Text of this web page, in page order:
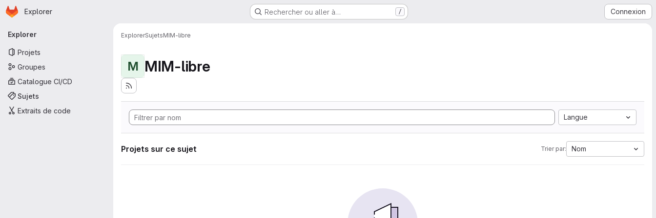
Passer au contenu principal
Page d'accueil
Explorer Rechercher ou aller à… / Connexion
Navigation principale
Explorer
Projets
Groupes
Catalogue CI/CD
Sujets
Extraits de code
ExplorerSujetsMIM-libre
M MIM-libre
Langue
Projets sur ce sujet Trier par: Nom